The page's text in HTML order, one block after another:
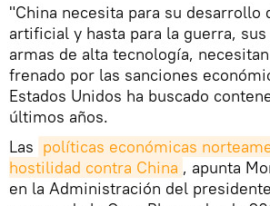
"China necesita para su desarrollo
artificial y hasta para la guerra,
armas de alta tecnología,
frenado por las sanciones
Estados Unidos ha buscado
últimos años.
Las políticas económicas
hostilidad contra China , apunta
en la Administración del